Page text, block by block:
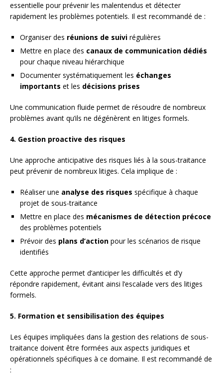
essentielle pour prévenir les malentendus et détecter
rapidement les problèmes potentiels. Il est recommandé de :
Organiser des réunions de suivi régulières
Mettre en place des canaux de communication dédiés
pour chaque niveau hiérarchique
Documenter systématiquement les échanges
importants et les décisions prises
Une communication fluide permet de résoudre de nombreux
problèmes avant qu’ils ne dégénèrent en litiges formels.
4. Gestion proactive des risques
Une approche anticipative des risques liés à la sous-traitance
peut prévenir de nombreux litiges. Cela implique de :
Réaliser une analyse des risques spécifique à chaque
projet de sous-traitance
Mettre en place des mécanismes de détection précoce
des problèmes potentiels
Prévoir des plans d’action pour les scénarios de risque
identifiés
Cette approche permet d’anticiper les difficultés et d’y
répondre rapidement, évitant ainsi l’escalade vers des litiges
formels.
5. Formation et sensibilisation des équipes
Les équipes impliquées dans la gestion des relations de sous-
traitance doivent être formées aux aspects juridiques et
opérationnels spécifiques à ce domaine. Il est recommandé de
: